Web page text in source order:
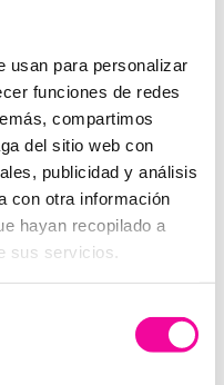
usan para personalizar
funciones de redes
compartimos
del sitio web con
publicidad y análisis
con otra información
hayan recopilado a
sus servicios.
eliminar grasa en
volumen, como en
esculpiendo
las piernas o el
como barbilla,
lo último
para garantizar la
nuestros pacientes,